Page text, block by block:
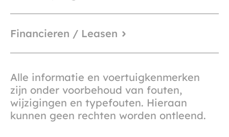
Financieren / Leasen
Alle informatie en voertuigkenmerken
zijn onder voorbehoud van fouten,
wijzigingen en typefouten. Hieraan
kunnen geen rechten worden ontleend.